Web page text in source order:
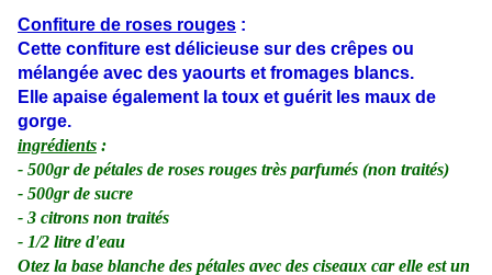
Confiture de roses rouges :
Cette confiture est délicieuse sur des crêpes ou
mélangée avec des yaourts et fromages blancs.
Elle apaise également la toux et guérit les maux de
gorge.
ingrédients :
- 500gr de pétales de roses rouges très parfumés (non traités)
- 500gr de sucre
- 3 citrons non traités
- 1/2 litre d'eau
Otez la base blanche des pétales avec des ciseaux car elle est un